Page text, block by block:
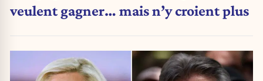
veulent gagner… mais n’y croient plus